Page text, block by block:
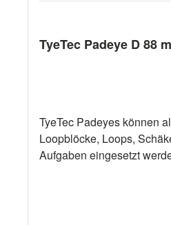
TyeTec Padeye D 88
TyeTec Padeyes können
Loopblöcke, Loops,
Aufgaben eingesetzt werden.